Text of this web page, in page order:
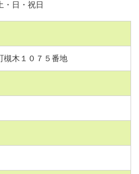
・日・祝日
槻木１０７５番地